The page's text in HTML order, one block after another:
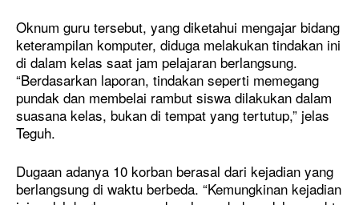
Oknum guru tersebut, yang diketahui mengajar bidang
keterampilan komputer, diduga melakukan tindakan ini
di dalam kelas saat jam pelajaran berlangsung.
“Berdasarkan laporan, tindakan seperti memegang
pundak dan membelai rambut siswa dilakukan dalam
suasana kelas, bukan di tempat yang tertutup,” jelas
Teguh.
Dugaan adanya 10 korban berasal dari kejadian yang
berlangsung di waktu berbeda. “Kemungkinan kejadian